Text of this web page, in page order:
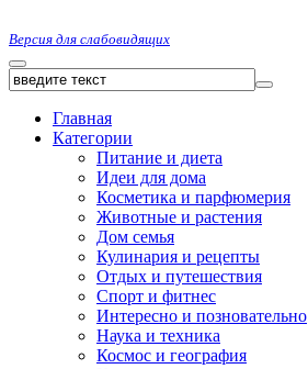
Версия для слабовидящих
Главная
Категории
Питание и диета
Идеи для дома
Косметика и парфюмерия
Животные и растения
Дом семья
Кулинария и рецепты
Отдых и путешествия
Спорт и фитнес
Интересно и позновательно
Наука и техника
Космос и география